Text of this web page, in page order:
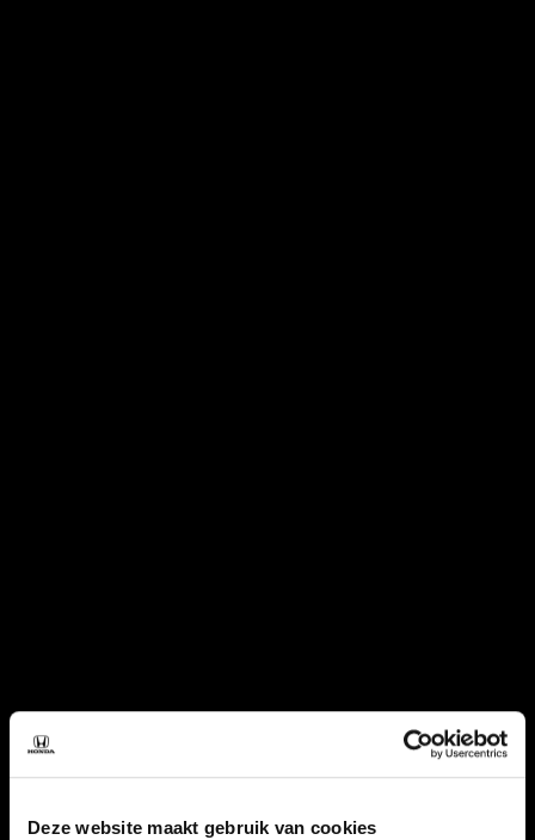
Deze website maakt gebruik van cookies